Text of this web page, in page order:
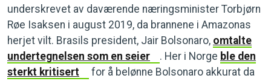
underskrevet av daværende næringsminister Torbjørn
Røe Isaksen i august 2019, da brannene i Amazonas
herjet vilt. Brasils president, Jair Bolsonaro, omtalte
undertegnelsen som en seier
. Her i Norge ble den
sterkt kritisert
for å belønne Bolsonaro akkurat da